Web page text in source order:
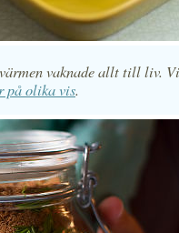
vaknade allt till liv.
på olika vis.